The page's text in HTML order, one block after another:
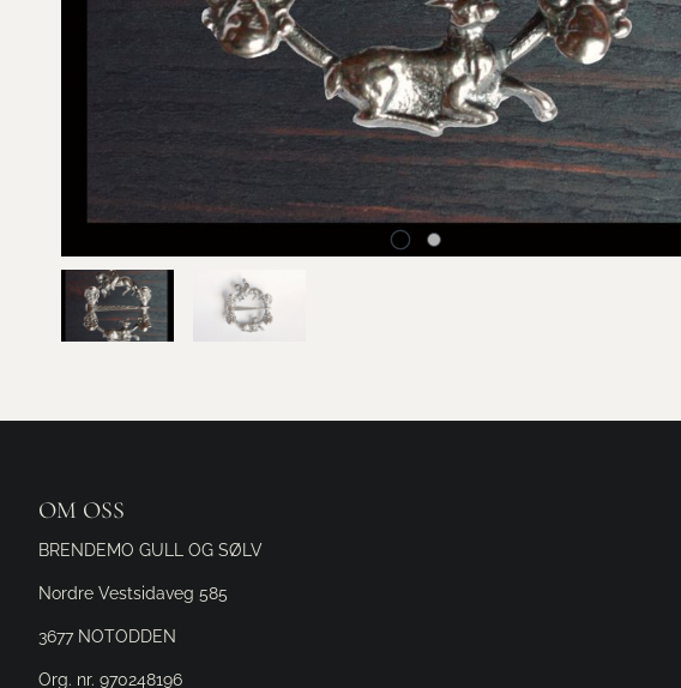
OM OSS
BRENDEMO GULL OG SØLV
Nordre Vestsidaveg 585
3677 NOTODDEN
Org. nr. 970248196